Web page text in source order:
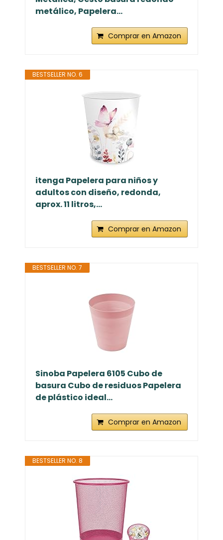
metálico, Papelera...
Comprar en Amazon
BESTSELLER NO. 6
itenga Papelera para niños y
adultos con diseño, redonda,
aprox. 11 litros,...
Comprar en Amazon
BESTSELLER NO. 7
Sinoba Papelera 6105 Cubo de
basura Cubo de residuos Papelera
de plástico ideal...
Comprar en Amazon
BESTSELLER NO. 8